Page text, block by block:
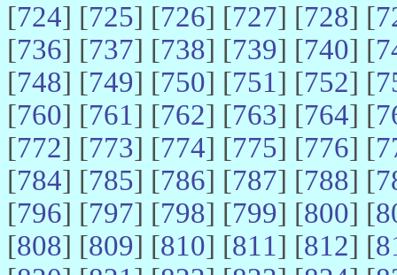
[724] [725] [726] [727] [728] [
[736] [737] [738] [739] [740] [
[748] [749] [750] [751] [752] [
[760] [761] [762] [763] [764] [
[772] [773] [774] [775] [776] [
[784] [785] [786] [787] [788] [
[796] [797] [798] [799] [800] [
[808] [809] [810] [811] [812] [